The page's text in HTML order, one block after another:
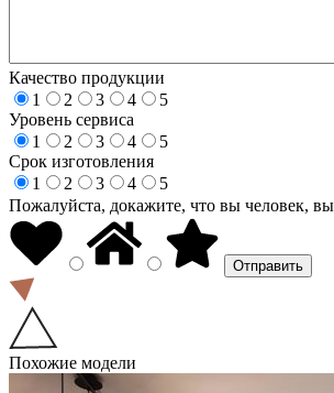
Качество продукции
1
2 3 4
5
Уровень сервиса
1
2 3 4
5
Срок изготовления
1
2 3 4
5
Пожалуйста, докажите, что вы человек,
Похожие модели